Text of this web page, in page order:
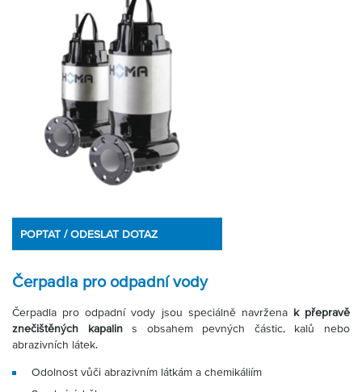
Přihlásit se
Nákupní seznam
Partner Zone
POPTAT / ODESLAT DOTAZ
Čerpadla pro odpadní vody
Čerpadla pro odpadní vody jsou speciálně navrženak přepravě
znečištěných kapalins obsahem pevných částic, kalů nebo
abrazivních látek.
Odolnost vůči abrazivním látkám a chemikáliím